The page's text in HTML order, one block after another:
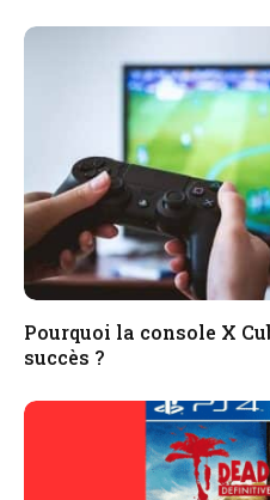
Pourquoi la console X
succès ?